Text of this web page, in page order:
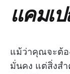
แคมเ
แม้ว่าคุณจะต้อ
มั่นคง แต่สิ่งส